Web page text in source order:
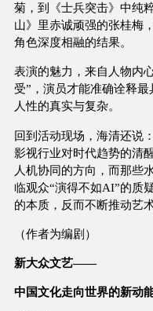
菊，到《士兵突击》中纯
山》里赤诚顽强的张桂梅
角色深度相融的结果。
表演的魅力，来自人物内
受”，演员才能准确诠释
人性的真实与复杂。
回到活动现场，海清还说
影视行业对时代趋势的清
人机协同的方向，而那些
临观众“演得不如AI”的质
的本质，反而不断推动艺
（作者为编剧）
新大众文艺——
中国文化走向世界的新动